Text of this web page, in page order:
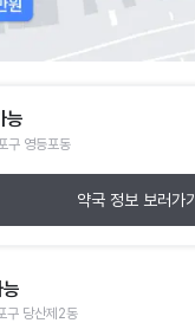
능
구 영등포동
약국 정보 보러가기
구 당산제2동